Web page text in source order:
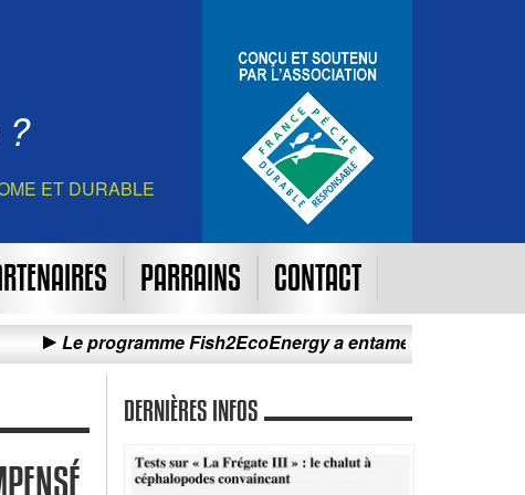
ET DURABLE
PARRAINS CONTACT
programme Fish2EcoEnergy a entamé sa campagne
DERNIÈRES INFOS